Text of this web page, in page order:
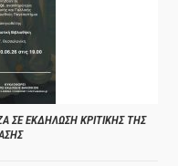
ΕΚΔΗΛΩΣΗ ΚΡΙΤΙΚΗΣ ΤΗΣ